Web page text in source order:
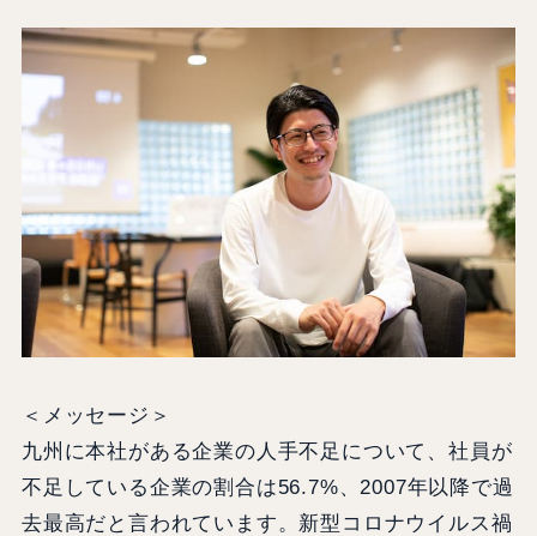
＜メッセージ＞
九州に本社がある企業の人手不足について、社員が
不足している企業の割合は56.7%、2007年以降で過
去最高だと言われています。新型コロナウイルス禍